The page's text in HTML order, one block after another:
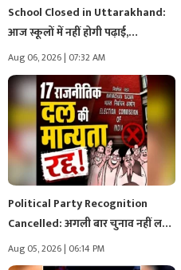
School Closed in Uttarakhand:
आज स्कूलों में नहीं होगी पढ़ाई,…
Aug 06, 2026 | 07:32 AM
Political Party Recognition
Cancelled: अगली बार चुनाव नहीं लड़
पाएंगे…
Aug 05, 2026 | 06:14 PM